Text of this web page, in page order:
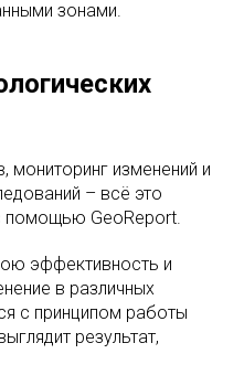
зонами.
мониторинг изменений и
– всё это
помощью GeoReport.
эффективность и
в различных
с принципом работы
результат,